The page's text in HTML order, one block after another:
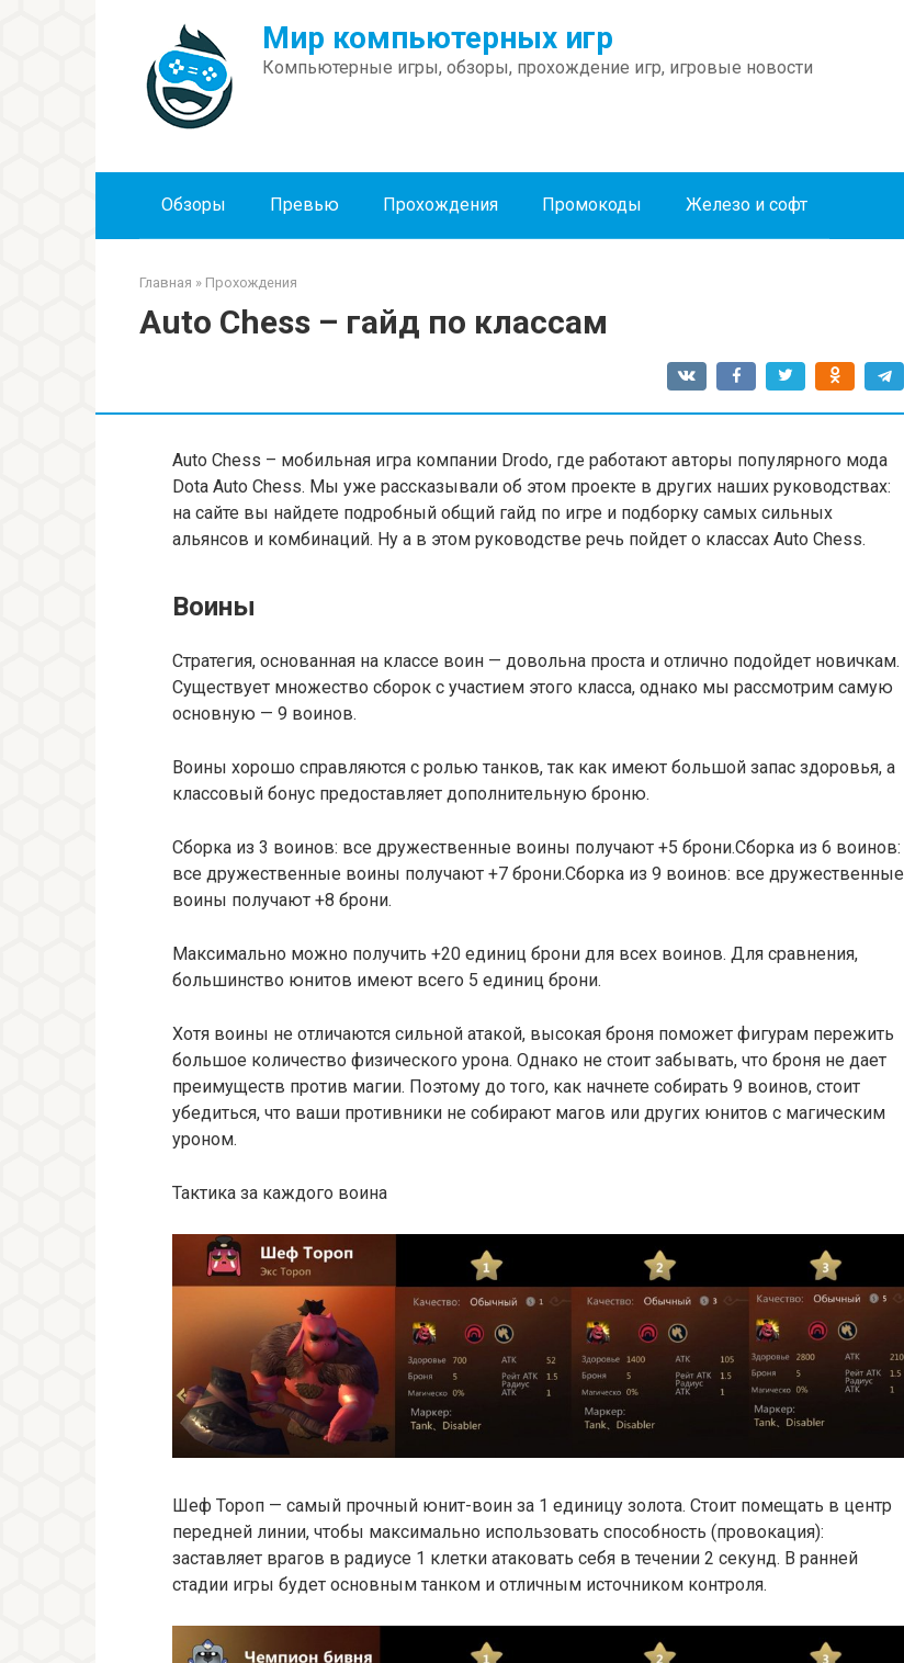
Мир компьютерных игр
Компьютерные игры, обзоры, прохождение игр, игровые новости
Обзоры Превью Прохождения Промокоды Железо и софт
Главная » Прохождения
Auto Chess – гайд по классам
Auto Chess – мобильная игра компании Drodo, где работают авторы популярного мода
Dota Auto Chess. Мы уже рассказывали об этом проекте в других наших руководствах:
на сайте вы найдете подробный общий гайд по игре и подборку самых сильных
альянсов и комбинаций. Ну а в этом руководстве речь пойдет о классах Auto Chess.
Воины
Стратегия, основанная на классе воин — довольна проста и отлично подойдет новичкам.
Существует множество сборок с участием этого класса, однако мы рассмотрим самую
основную — 9 воинов.
Воины хорошо справляются с ролью танков, так как имеют большой запас здоровья, а
классовый бонус предоставляет дополнительную броню.
Сборка из 3 воинов: все дружественные воины получают +5 брони.Сборка из 6 воинов:
все дружественные воины получают +7 брони.Сборка из 9 воинов: все дружественные
воины получают +8 брони.
Максимально можно получить +20 единиц брони для всех воинов. Для сравнения,
большинство юнитов имеют всего 5 единиц брони.
Хотя воины не отличаются сильной атакой, высокая броня поможет фигурам пережить
большое количество физического урона. Однако не стоит забывать, что броня не дает
преимуществ против магии. Поэтому до того, как начнете собирать 9 воинов, стоит
убедиться, что ваши противники не собирают магов или других юнитов с магическим
уроном.
Тактика за каждого воина
Шеф Тороп — самый прочный юнит-воин за 1 единицу золота. Стоит помещать в центр
передней линии, чтобы максимально использовать способность (провокация):
заставляет врагов в радиусе 1 клетки атаковать себя в течении 2 секунд. В ранней
стадии игры будет основным танком и отличным источником контроля.